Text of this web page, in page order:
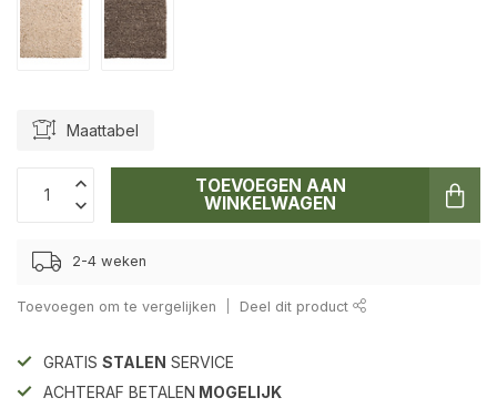
Maattabel
TOEVOEGEN AAN
WINKELWAGEN
2-4 weken
Toevoegen om te vergelijken Deel dit product
GRATIS STALEN SERVICE
ACHTERAF BETALEN MOGELIJK